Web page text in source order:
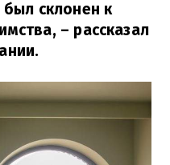
склонен к
– рассказал